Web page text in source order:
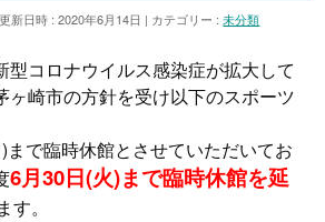
新日時 : 2020年6月14日 カテゴリー :未分類
型コロナウイルス感染症が拡大して
ヶ崎市の方針を受け以下のスポーツ
で臨時休館とさせていただいてお
6月30日(火)まで臨時休館を延
。